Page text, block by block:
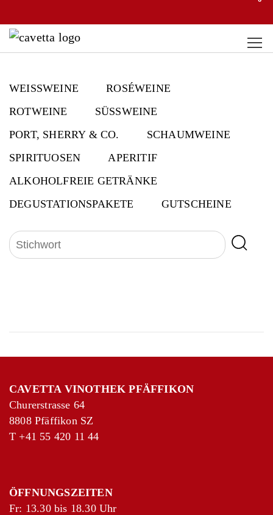
WEISSWEINE
ROSÉWEINE
ROTWEINE
SÜSSWEINE
PORT, SHERRY & CO.
SCHAUMWEINE
SPIRITUOSEN
APERITIF
ALKOHOLFREIE GETRÄNKE
DEGUSTATIONSPAKETE
GUTSCHEINE
GUTSCHEIN
ITALIEN ALTO ADIGE
VILLA LAVIOSA
LIQUORE ALLE ERBE MUGO
NEUE WELT PANAMA KARIBIK
RUM MALECON
CAVETTA VINOTHEK PFÄFFIKON
Churerstrasse 64
8808 Pfäffikon SZ
T +41 55 420 11 44
ÖFFNUNGSZEITEN
Fr: 13.30 bis 18.30 Uhr